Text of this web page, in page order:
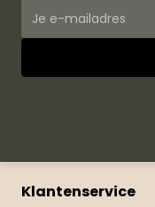
Klantenservice